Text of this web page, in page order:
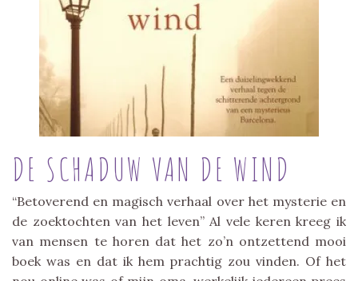
DE SCHADUW VAN DE WIND
“Betoverend en magisch verhaal over het mysterie en
de zoektochten van het leven” Al vele keren kreeg ik
van mensen te horen dat het zo’n ontzettend mooi
boek was en dat ik hem prachtig zou vinden. Of het